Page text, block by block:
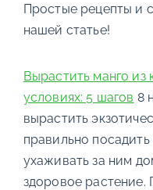
Простые рецепты и
нашей статье!
Вырастить манго из
условиях: 5 шагов 8
вырастить
правильно посадить
ухаживать за ним
здоровое растение.